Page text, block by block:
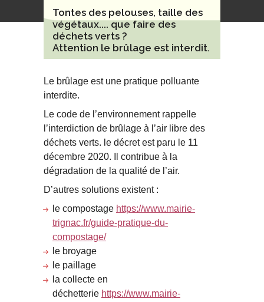
Tontes des pelouses, taille des
végétaux.... que faire des
déchets verts ?
Attention le brûlage est interdit.
Le brûlage est une pratique polluante
interdite.
Le code de l’environnement rappelle
l’interdiction de brûlage à l’air libre des
déchets verts. le décret est paru le 11
décembre 2020. Il contribue à la
dégradation de la qualité de l’air.
D’autres solutions existent :
le compostage https://www.mairie-
trignac.fr/guide-pratique-du-
compostage/
le broyage
le paillage
la collecte en
déchetterie https://www.mairie-